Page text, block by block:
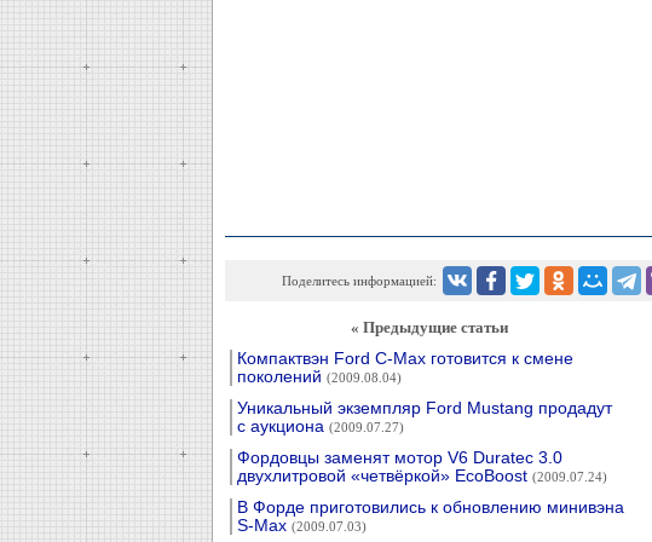
Поделитесь информацией:
« Предыдущие статьи
Компактвэн Ford C-Max готовится к смене
поколений (2009.08.04)
Уникальный экземпляр Ford Mustang продадут
с аукциона (2009.07.27)
Фордовцы заменят мотор V6 Duratec 3.0
двухлитровой «четвёркой» EcoBoost (2009.07.24)
В Форде приготовились к обновлению минивэна
S-Max (2009.07.03)